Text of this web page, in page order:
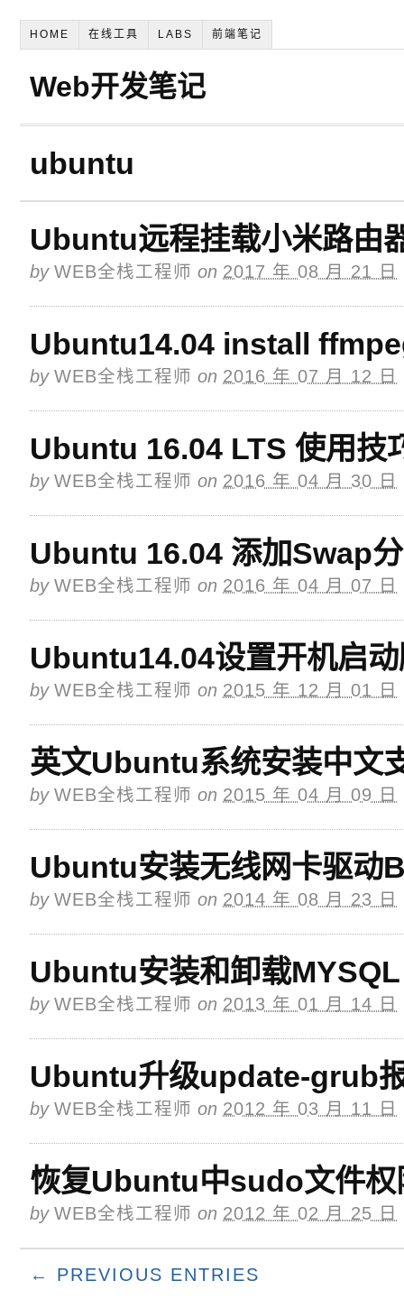
HOME 在线工具 LABS 前端笔记
Web开发笔记
ubuntu
Ubuntu远程挂载小米路由
by WEB全栈工程师 on 2017 年 08 月 21 日
Ubuntu14.04 install
by WEB全栈工程师 on 2016 年 07 月 12 日
Ubuntu 16.04 LTS 使用技
by WEB全栈工程师 on 2016 年 04 月 30 日
Ubuntu 16.04 添加Swap
by WEB全栈工程师 on 2016 年 04 月 07 日
Ubuntu14.04设置开机启
by WEB全栈工程师 on 2015 年 12 月 01 日
英文Ubuntu系统安装中文
by WEB全栈工程师 on 2015 年 04 月 09 日
Ubuntu安装无线网卡驱动
by WEB全栈工程师 on 2014 年 08 月 23 日
Ubuntu安装和卸载MYSQL
by WEB全栈工程师 on 2013 年 01 月 14 日
Ubuntu升级update-grub
by WEB全栈工程师 on 2012 年 03 月 11 日
恢复Ubuntu中sudo文件权
by WEB全栈工程师 on 2012 年 02 月 25 日
← PREVIOUS ENTRIES